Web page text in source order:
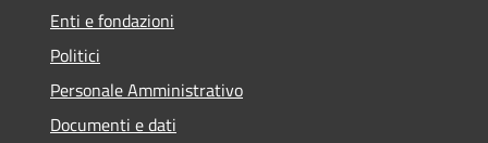
Enti e fondazioni
Politici
Personale Amministrativo
Documenti e dati